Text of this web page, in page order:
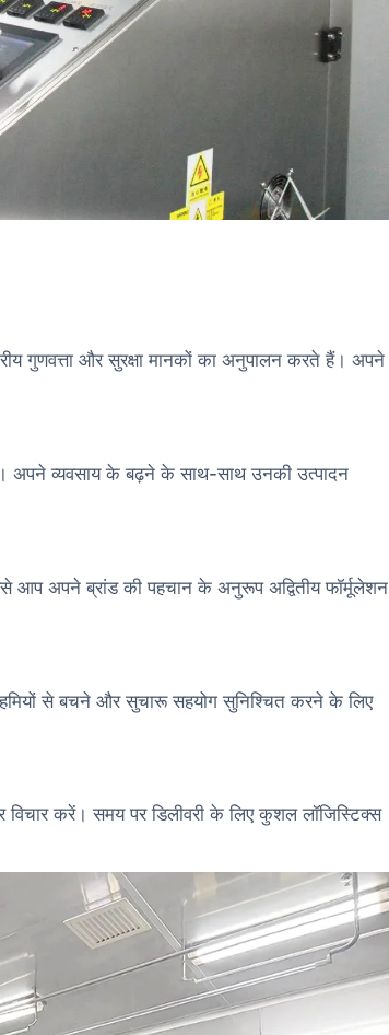
गुणवत्ता और सुरक्षा मानकों का अनुपालन करते हैं। अपने
अपने व्यवसाय के बढ़ने के साथ-साथ उनकी उत्पादन
आप अपने ब्रांड की पहचान के अनुरूप अद्वितीय फॉर्मूलेशन
से बचने और सुचारू सहयोग सुनिश्चित करने के लिए
विचार करें। समय पर डिलीवरी के लिए कुशल लॉजिस्टिक्स